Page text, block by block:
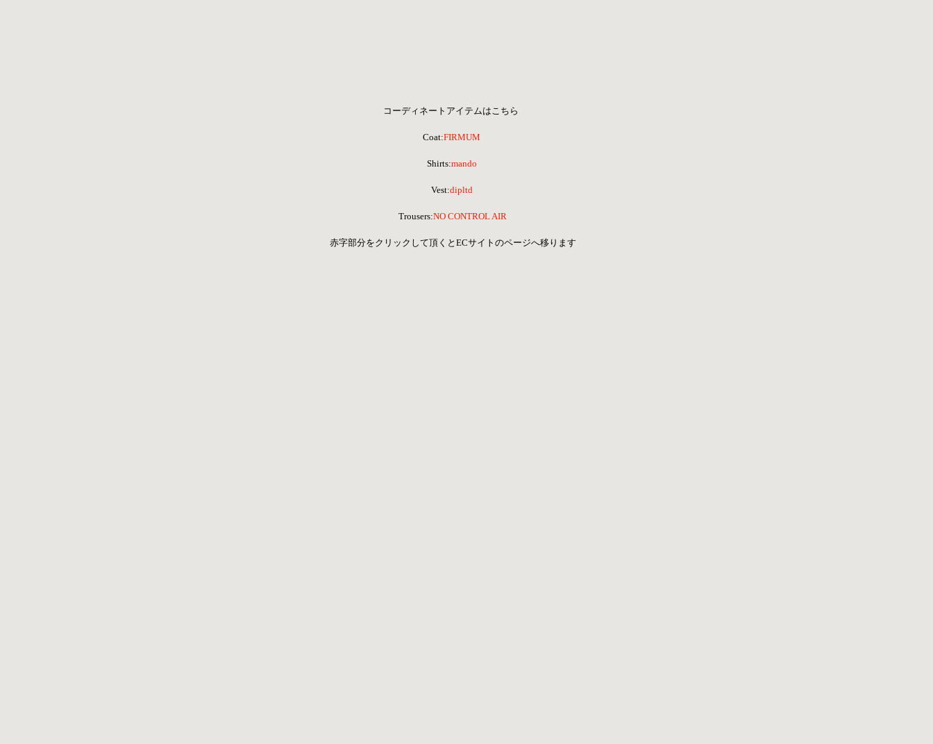
コーディネートアイテムはこちら
Coat:FIRMUM
Shirts:mando
Vest:dipltd
Trousers:NO CONTROL AIR
赤字部分をクリックして頂くとECサイトのページへ移ります